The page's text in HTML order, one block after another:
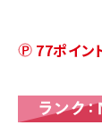
77ポイン